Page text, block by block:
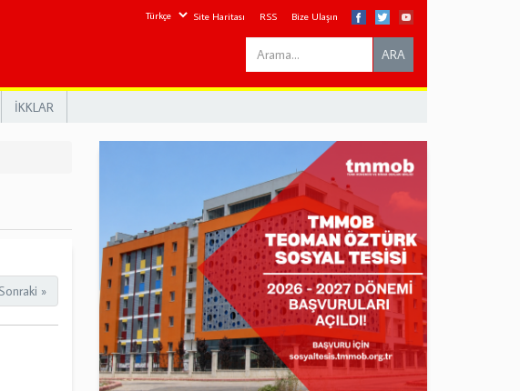
Site Haritası RSS Bize Ulaşın
Search
this
ARA
İKKLAR
Sonraki »